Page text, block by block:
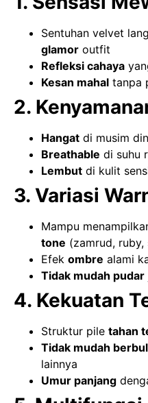
Sentuhan velvet
glamor outfit
Refleksi cahaya
Kesan mahal tanpa
2.
Hangat di musim
Breathable di suhu
Lembut di kulit
3. Variasi
Mampu
tone (zamrud,
Efek ombre alami
Tidak mudah pudar
4. Kekuatan
Struktur pile tahan
Tidak mudah
lainnya
Umur panjang